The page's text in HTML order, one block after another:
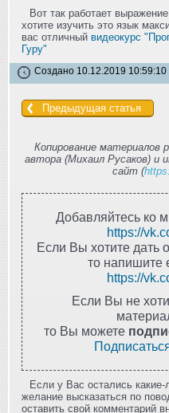
Вот так работает выражение
хотите изучить это язык
вас отличный видеокурс
Гуру"
Создано 10.12.2019 10:59:10
Предыдущая статья
Копирование материалов
автора (Михаил Русаков) и
сайт (
Добавляйтесь ко
https://
Если Вы хотите дать
то напишите
https://
Если Вы не
то Вы можете
Если у Вас остались
желание высказаться по
оставить свой комментарий